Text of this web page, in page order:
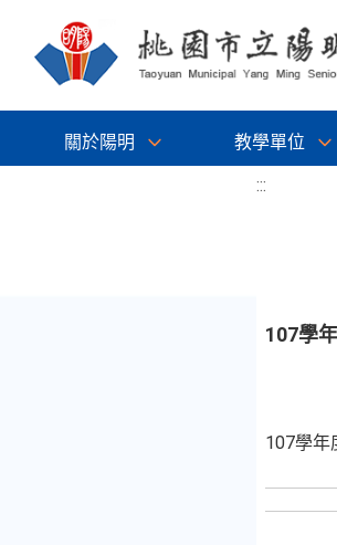
關於陽明 教學單位
:::
107學
107學年